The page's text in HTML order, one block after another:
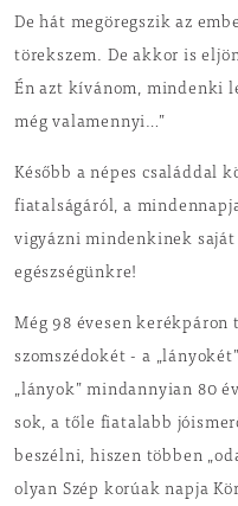
De hát megöregszik az
törekszem. De akkor is
Én azt kívánom, mindenki
még valamennyi…”
Később a népes családdal
fiatalságáról, a
vigyázni mindenkinek saját
egészségünkre!
Még 98 évesen kerékpáron
szomszédokét - a
„lányok” mindannyian 80
sok, a tőle fiatalabb
beszélni, hiszen többen
olyan Szép korúak napja